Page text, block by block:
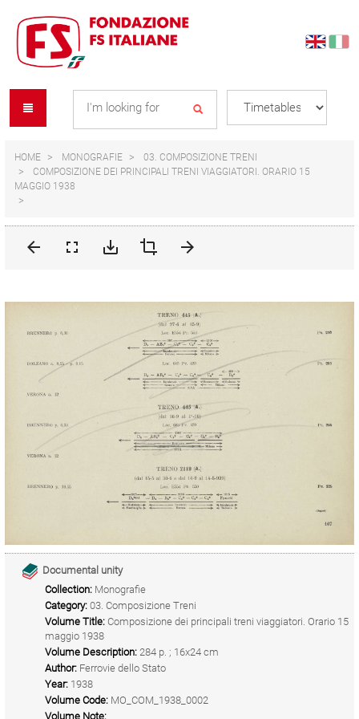
content
navigation
menu
HOME MONOGRAFIE
03. COMPOSIZIONE TRENI
COMPOSIZIONE DEI PRINCIPALI TRENI VIAGGIATORI. ORARIO 15
MAGGIO 1938
Documental unity
Collection: Monografie
Category: 03. Composizione Treni
Volume Title: Composizione dei principali treni viaggiatori. Orario 15
maggio 1938
Volume Description: 284 p. ; 16x24 cm
Author: Ferrovie dello Stato
Year: 1938
Volume Code: MO_COM_1938_0002
Volume Note: